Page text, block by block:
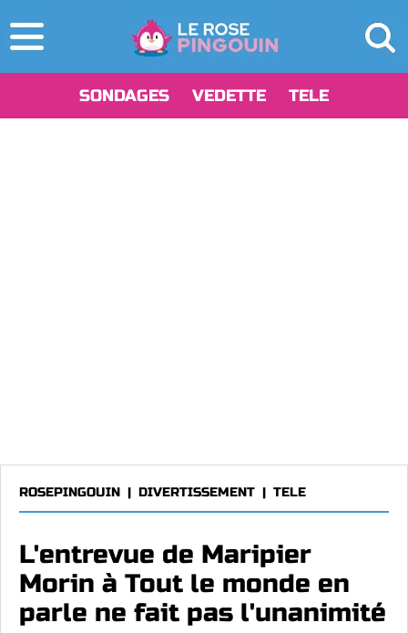
SONDAGES VEDETTE TELE
ROSEPINGOUIN | DIVERTISSEMENT | TELE
L'entrevue de Maripier
Morin à Tout le monde en
parle ne fait pas l'unanimité